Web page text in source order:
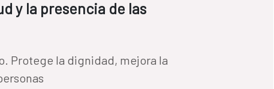
y la presencia de las
Protege la dignidad, mejora la